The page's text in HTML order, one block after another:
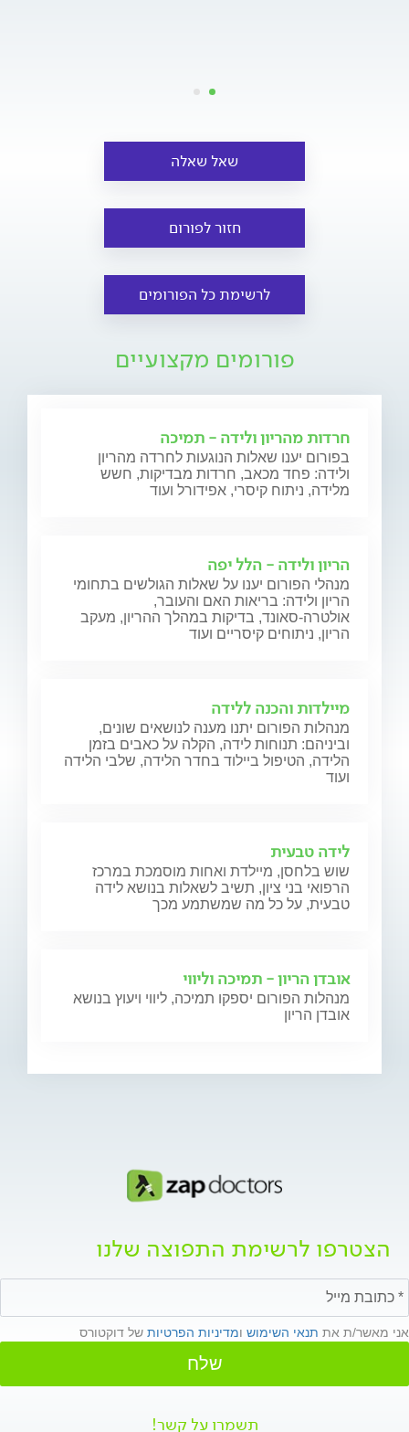
שאל שאלה
חזור לפורום
לרשימת כל הפורומים
פורומים מקצועיים
חרדות מהריון ולידה - תמיכה
בפורום יענו שאלות הנוגעות לחרדה מהריון
ולידה: פחד מכאב, חרדות מבדיקות, חשש
מלידה, ניתוח קיסרי, אפידורל ועוד
הריון ולידה - הלל יפה
מנהלי הפורום יענו על שאלות הגולשים בתחומי
הריון ולידה: בריאות האם והעובר,
אולטרה-סאונד, בדיקות במהלך ההריון, מעקב
הריון, ניתוחים קיסריים ועוד
מיילדות והכנה ללידה
מנהלות הפורום יתנו מענה לנושאים שונים,
וביניהם: תנוחות לידה, הקלה על כאבים בזמן
הלידה, הטיפול ביילוד בחדר הלידה, שלבי הלידה
ועוד
לידה טבעית
שוש בלחסן, מיילדת ואחות מוסמכת במרכז
הרפואי בני ציון, תשיב לשאלות בנושא לידה
טבעית, על כל מה שמשתמע מכך
אובדן הריון - תמיכה וליווי
מנהלות הפורום יספקו תמיכה, ליווי ויעוץ בנושא
אובדן הריון
הצטרפו לרשימת התפוצה שלנו
אני מאשר/ת את תנאי השימוש ומדיניות הפרטיות של דוקטורס
שלח
תשמרו על קשר!